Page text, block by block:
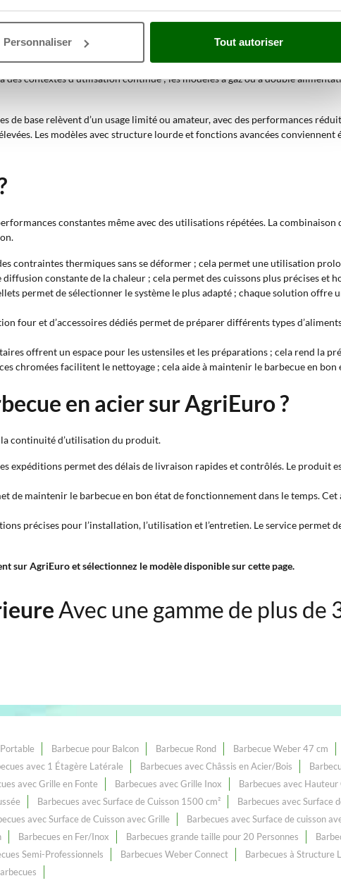
Personnaliser Tout autoriser
diffusion uniforme de la chaleur ; la brique réfractaire contribue à
permettent plusieurs types de cuisson ; les fonctions avancées comme
des contextes d’utilisation continue ; les modèles à gaz ou à double
base relèvent d’un usage limité ou amateur, avec des performances
Les modèles avec structure lourde et fonctions avancées conviennent
constantes même avec des utilisations répétées. La combinaison
contraintes thermiques sans se déformer ; cela permet une utilisation
constante de la chaleur ; cela permet des cuissons plus précises et
permet de sélectionner le système le plus adapté ; chaque solution offre
four et d’accessoires dédiés permet de préparer différents types
offrent un espace pour les ustensiles et les préparations ; cela rend la
chromées facilitent le nettoyage ; cela aide à maintenir le barbecue en bon
en acier sur AgriEuro ?
continuité d’utilisation du produit.
expéditions permet des délais de livraison rapides et contrôlés. Le produit
de maintenir le barbecue en bon état de fonctionnement dans le temps. Cet
précises pour l’installation, l’utilisation et l’entretien. Le service permet
sur AgriEuro et sélectionnez le modèle disponible sur cette page.
Avec une gamme de plus de
Barbecue pour Balcon Barbecue Rond Barbecue Weber 47 cm
avec 1 Étagère Latérale Barbecues avec Châssis en Acier/Bois
avec Grille en Fonte Barbecues avec Grille Inox
Barbecues avec Hauteur
Barbecues avec Surface de Cuisson 1500 cm²
Barbecues avec Surface
avec Surface de Cuisson avec Grille
Barbecues avec Surface de cuisson
Barbecues en Fer/Inox Barbecues grande taille pour 20 Personnes
Semi-Professionnels Barbecues Weber Connect
Barbecues à Structure